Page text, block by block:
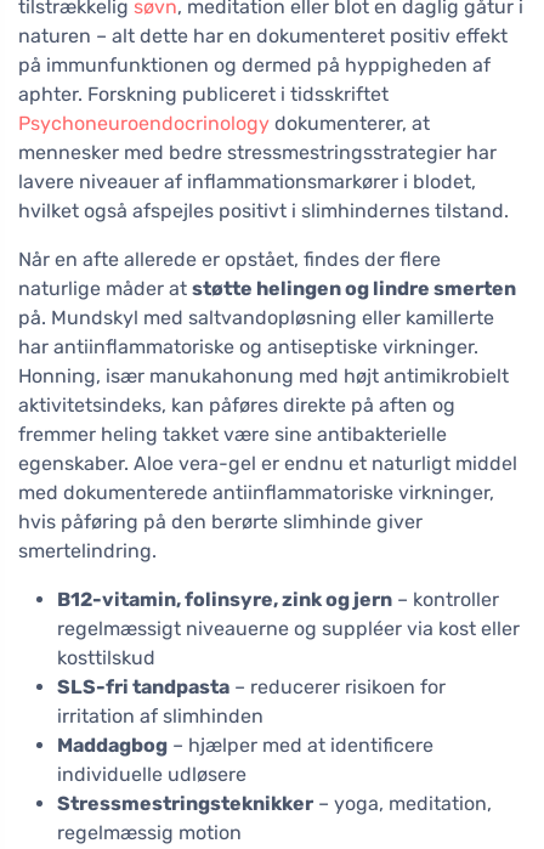
tilstrækkelig søvn, meditation eller blot en daglig gåtur i
naturen – alt dette har en dokumenteret positiv effekt
på immunfunktionen og dermed på hyppigheden af
aphter. Forskning publiceret i tidsskriftet
Psychoneuroendocrinology dokumenterer, at
mennesker med bedre stressmestringsstrategier har
lavere niveauer af inflammationsmarkører i blodet,
hvilket også afspejles positivt i slimhindernes tilstand.
Når en afte allerede er opstået, findes der flere
naturlige måder at støtte helingen og lindre smerten
på. Mundskyl med saltvandopløsning eller kamillerte
har antiinflammatoriske og antiseptiske virkninger.
Honning, især manukahonung med højt antimikrobielt
aktivitetsindeks, kan påføres direkte på aften og
fremmer heling takket være sine antibakterielle
egenskaber. Aloe vera-gel er endnu et naturligt middel
med dokumenterede antiinflammatoriske virkninger,
hvis påføring på den berørte slimhinde giver
smertelindring.
B12-vitamin, folinsyre, zink og jern – kontroller
regelmæssigt niveauerne og suppléer via kost eller
kosttilskud
SLS-fri tandpasta – reducerer risikoen for
irritation af slimhinden
Maddagbog – hjælper med at identificere
individuelle udløsere
Stressmestringsteknikker – yoga, meditation,
regelmæssig motion